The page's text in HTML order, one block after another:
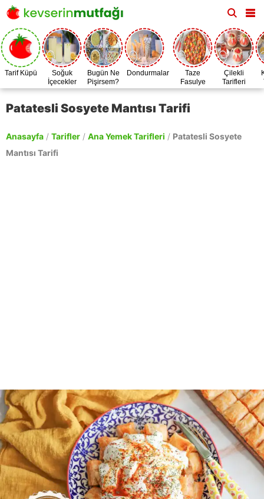
Tarif Küpü
Soğuk
İçecekler
Bugün Ne
Pişirsem?
Dondurmalar
Taze
Fasulye
Zamanı
Çilekli
Tarifleri
Patatesli Sosyete Mantısı Tarifi
Anasayfa / Tarifler / Ana Yemek Tarifleri / Patatesli Sosyete
Mantısı Tarifi